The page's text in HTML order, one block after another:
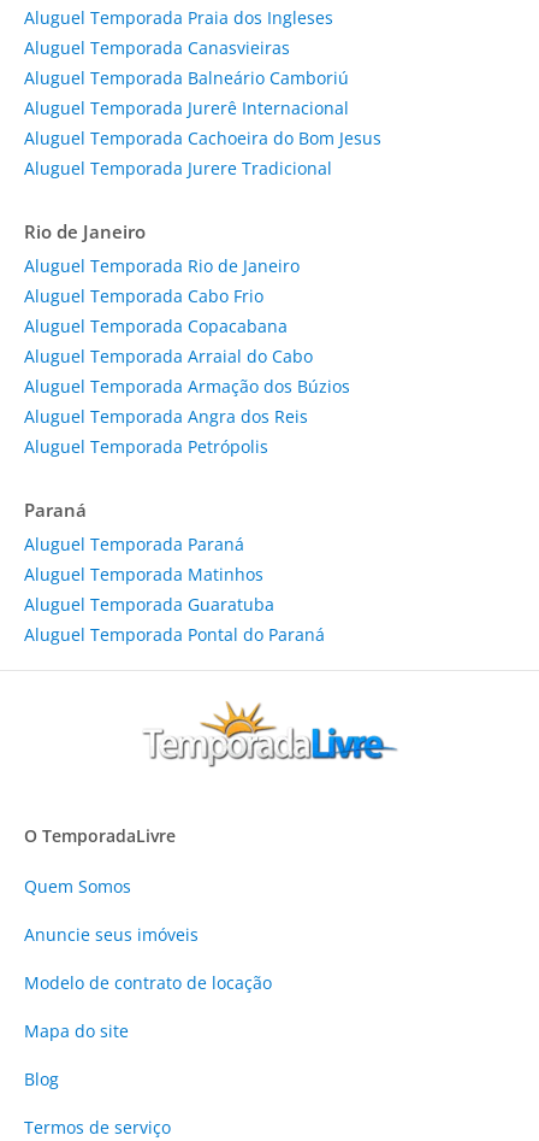
Aluguel Temporada Praia dos Ingleses
Aluguel Temporada Canasvieiras
Aluguel Temporada Balneário Camboriú
Aluguel Temporada Jurerê Internacional
Aluguel Temporada Cachoeira do Bom Jesus
Aluguel Temporada Jurere Tradicional
Rio de Janeiro
Aluguel Temporada Rio de Janeiro
Aluguel Temporada Cabo Frio
Aluguel Temporada Copacabana
Aluguel Temporada Arraial do Cabo
Aluguel Temporada Armação dos Búzios
Aluguel Temporada Angra dos Reis
Aluguel Temporada Petrópolis
Paraná
Aluguel Temporada Paraná
Aluguel Temporada Matinhos
Aluguel Temporada Guaratuba
Aluguel Temporada Pontal do Paraná
O TemporadaLivre
Quem Somos
Anuncie seus imóveis
Modelo de contrato de locação
Mapa do site
Blog
Termos de serviço